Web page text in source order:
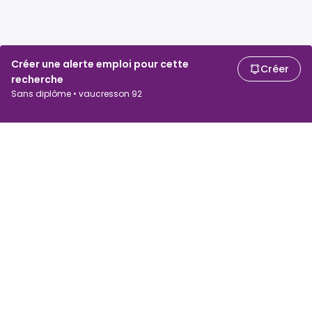
Créer une alerte emploi pour cette
recherche
Sans diplôme • vaucresson 92
Créer